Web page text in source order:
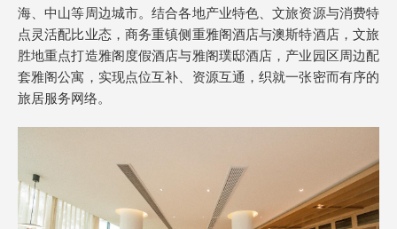
海、中山等周边城市。结合各地产业特色、文旅资源与消费特
点灵活配比业态，商务重镇侧重雅阁酒店与澳斯特酒店，文旅
胜地重点打造雅阁度假酒店与雅阁璞邸酒店，产业园区周边配
套雅阁公寓，实现点位互补、资源互通，织就一张密而有序的
旅居服务网络。